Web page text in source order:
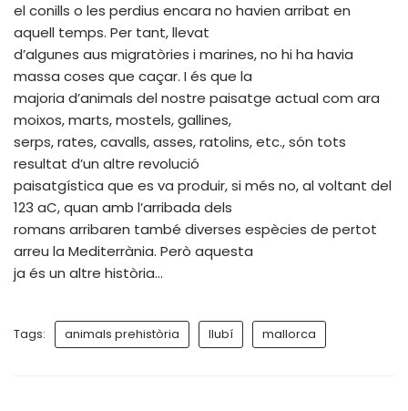
el conills o les perdius encara no havien arribat en
aquell temps. Per tant, llevat
d’algunes aus migratòries i marines, no hi ha havia
massa coses que caçar. I és que la
majoria d’animals del nostre paisatge actual com ara
moixos, marts, mostels, gallines,
serps, rates, cavalls, asses, ratolins, etc., són tots
resultat d’un altre revolució
paisatgística que es va produir, si més no, al voltant del
123 aC, quan amb l’arribada dels
romans arribaren també diverses espècies de pertot
arreu la Mediterrània. Però aquesta
ja és un altre història…
Tags: animals prehistòria llubí mallorca